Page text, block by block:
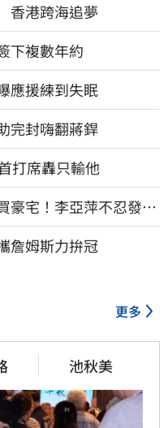
香港跨海追夢
下複數年約
應援練到失眠
完封嗨翻蔣銲
打席轟只輸他
豪宅！李亞萍不忍發
詹姆斯力拚冠
更多
池秋美